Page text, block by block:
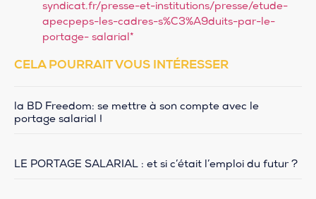
syndicat.fr/presse-et-institutions/presse/etude-
apecpeps-les-cadres-s%C3%A9duits-par-le-
portage- salarial*
CELA POURRAIT VOUS INTÉRESSER
la BD Freedom: se mettre à son compte avec le
portage salarial !
LE PORTAGE SALARIAL : et si c’était l’emploi du futur ?